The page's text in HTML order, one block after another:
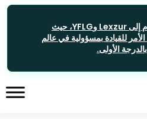
احجز مكانك للانضمام إلى Lexzur وYFLG، حيث
للقيادة بمسؤولية في عالم
الأولى.